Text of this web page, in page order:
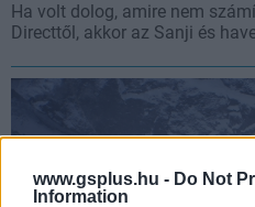
www.gsplus.hu - Do Not
Information
Ha volt dolog, amire nem
Directtől, akkor az Sanji és